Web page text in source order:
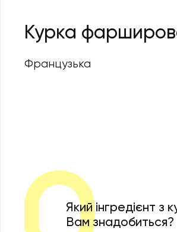
Курка
Французька
Який інгредієнт з
Вам знадобиться?